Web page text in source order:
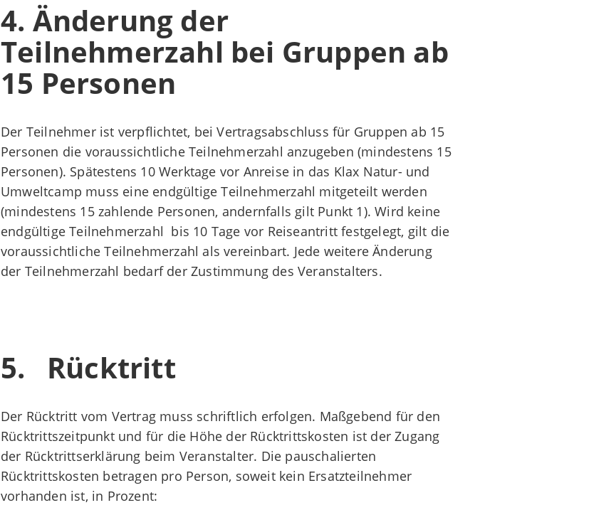
4. Änderung der
Teilnehmerzahl bei Gruppen ab
15 Personen
Der Teilnehmer ist verpflichtet, bei Vertragsabschluss für Gruppen ab 15
Personen die voraussichtliche Teilnehmerzahl anzugeben (mindestens 15
Personen). Spätestens 10 Werktage vor Anreise in das Klax Natur- und
Umweltcamp muss eine endgültige Teilnehmerzahl mitgeteilt werden
(mindestens 15 zahlende Personen, andernfalls gilt Punkt 1). Wird keine
endgültige Teilnehmerzahl bis 10 Tage vor Reiseantritt festgelegt, gilt die
voraussichtliche Teilnehmerzahl als vereinbart. Jede weitere Änderung
der Teilnehmerzahl bedarf der Zustimmung des Veranstalters.
5. Rücktritt
Der Rücktritt vom Vertrag muss schriftlich erfolgen. Maßgebend für den
Rücktrittszeitpunkt und für die Höhe der Rücktrittskosten ist der Zugang
der Rücktrittserklärung beim Veranstalter. Die pauschalierten
Rücktrittskosten betragen pro Person, soweit kein Ersatzteilnehmer
vorhanden ist, in Prozent: